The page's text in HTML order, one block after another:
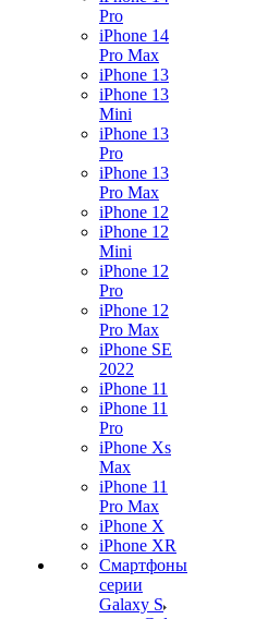
Pro
iPhone 14
Pro Max
iPhone 13
iPhone 13
Mini
iPhone 13
Pro
iPhone 13
Pro Max
iPhone 12
iPhone 12
Mini
iPhone 12
Pro
iPhone 12
Pro Max
iPhone SE
2022
iPhone 11
iPhone 11
Pro
iPhone Xs
Max
iPhone 11
Pro Max
iPhone X
iPhone XR
Смартфоны
серии
Galaxy S